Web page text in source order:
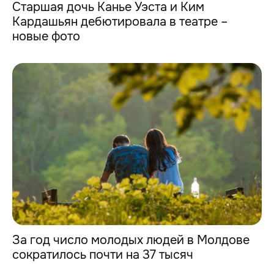
Старшая дочь Канье Уэста и Ким
Кардашьян дебютировала в театре –
новые фото
За год число молодых людей в Молдове
сократилось почти на 37 тысяч